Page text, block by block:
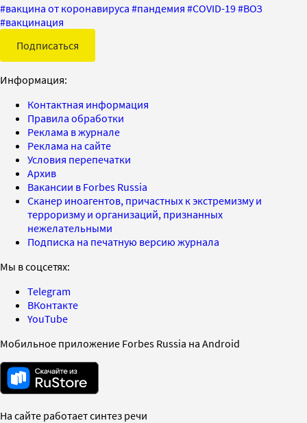
#вакцина от коронавируса #пандемия #COVID-19#ВОЗ
#вакцинация
Подписаться
Информация:
Контактная информация
Правила обработки
Реклама в журнале
Реклама на сайте
Условия перепечатки
Архив
Вакансии в Forbes Russia
Сканер иноагентов, причастных к экстремизму и
терроризму и организаций, признанных
нежелательными
Подписка на печатную версию журнала
Мы в соцсетях:
Telegram
ВКонтакте
YouTube
Мобильное приложение Forbes Russia на Android
На сайте работает синтез речи